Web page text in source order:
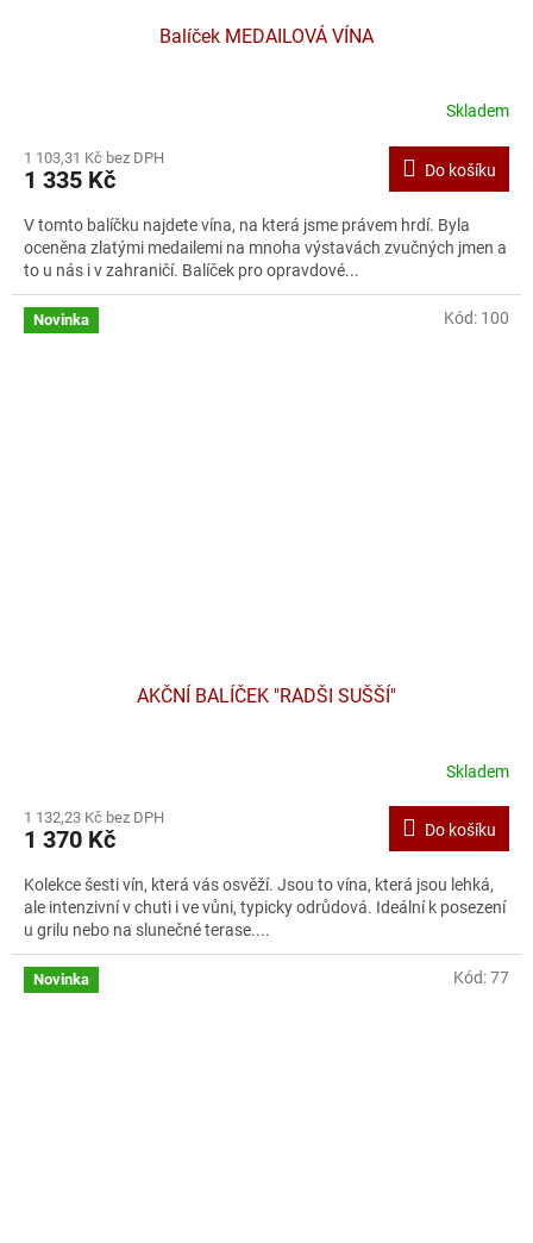
Balíček MEDAILOVÁ VÍNA
Skladem
1 103,31 Kč bez DPH
1 335 Kč Do košíku
V tomto balíčku najdete vína, na která jsme právem hrdí. Byla
oceněna zlatými medailemi na mnoha výstavách zvučných jmen a
to u nás i v zahraničí. Balíček pro opravdové...
Novinka
AKČNÍ BALÍČEK "RADŠI SUŠŠÍ"
Skladem
1 132,23 Kč bez DPH
1 370 Kč Do košíku
Kolekce šesti vín, která vás osvěží. Jsou to vína, která jsou lehká,
ale intenzivní v chuti i ve vůni, typicky odrůdová. Ideální k posezení
u grilu nebo na slunečné terase....
Kód: 100
Novinka Kód:77